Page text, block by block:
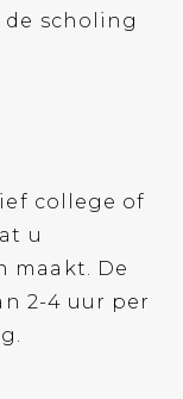
de scholing
college of
u
maakt. De
2-4 uur per